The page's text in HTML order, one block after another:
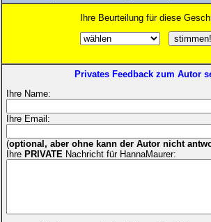
Ihre Beurteilung für diese
Privates Feedback zum Autor
Ihre Name:
Ihre Email:
(optional, aber ohne kann der Autor nicht
Ihre PRIVATE Nachricht für HannaMaurer: